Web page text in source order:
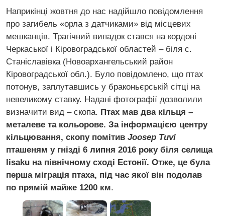
Наприкінці жовтня до нас надійшло повідомлення
про загибель «орла з датчиками» від місцевих
мешканців. Трагічний випадок стався на кордоні
Черкаської і Кіровоградської областей – біля с.
Станіславівка (Новоархангельський район
Кіровоградської обл.). Було повідомлено, що птах
потонув, заплутавшись у браконьєрській сітці на
невеликому ставку. Надані фотографії дозволили
визначити вид – скопа. Птах мав два кільця –
металеве та кольорове. За інформацією центру
кільцювання, скопу помітив Joosep Tuvi
пташеням у гнізді 6 липня 2016 року біля селища
Iisaku на північному сході Естонії. Отже, це була
перша міграція птаха, під час якої він подолав
по прямій майже 1200 км.